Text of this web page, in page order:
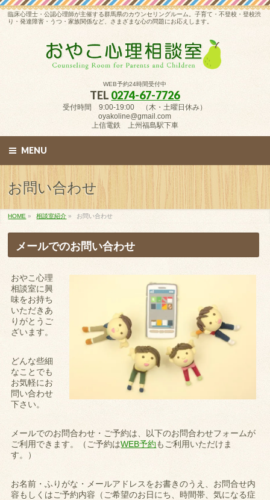
臨床心理士・公認心理師が主催する群馬県のカウンセリングルーム。子育て・不登校・登校渋
り・発達障害・うつ・家族関係など、さまざまな心の問題にお応えします。
WEB予約24時間受付中
TEL 0274-67-7726
受付時間 9:00-19:00 （木・土曜日休み）
oyakoline@gmail.com
上信電鉄 上州福島駅下車
MENU
お問い合わせ
HOME » 相談室紹介 » お問い合わせ
メールでのお問い合わせ
おやこ心理
相談室に興
味をお持ち
いただきあ
りがとうご
ざいます。
どんな些細
なことでも
お気軽にお
問い合わせ
下さい。
メールでのお問合わせ・ご予約は、以下のお問合わせフォームが
ご利用できます。（ご予約はWEB予約もご利用いただけま
す。）
お名前・ふりがな・メールアドレスをお書きのうえ、お問合せ内
容もしくはご予約内容（ご希望のお日にち、時間帯、気になる症